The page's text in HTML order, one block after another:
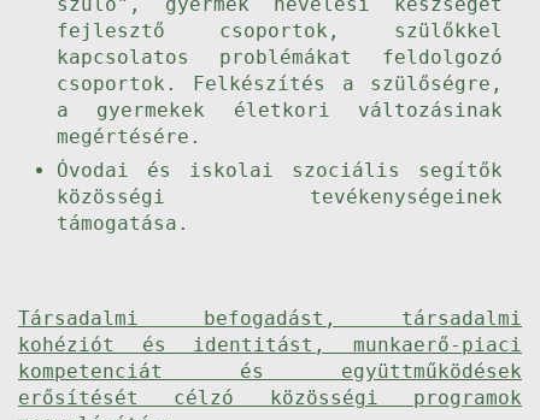
fejlesztő csoportok, szülőkkel
kapcsolatos problémákat feldolgozó
csoportok. Felkészítés a szülőségre,
a gyermekek életkori változásinak
megértésére.
Óvodai és iskolai szociális segítők
közösségi tevékenységeinek
támogatása.
Társadalmi befogadást, társadalmi
kohéziót és identitást, munkaerő-piaci
kompetenciát és együttműködések
erősítését célzó közösségi programok